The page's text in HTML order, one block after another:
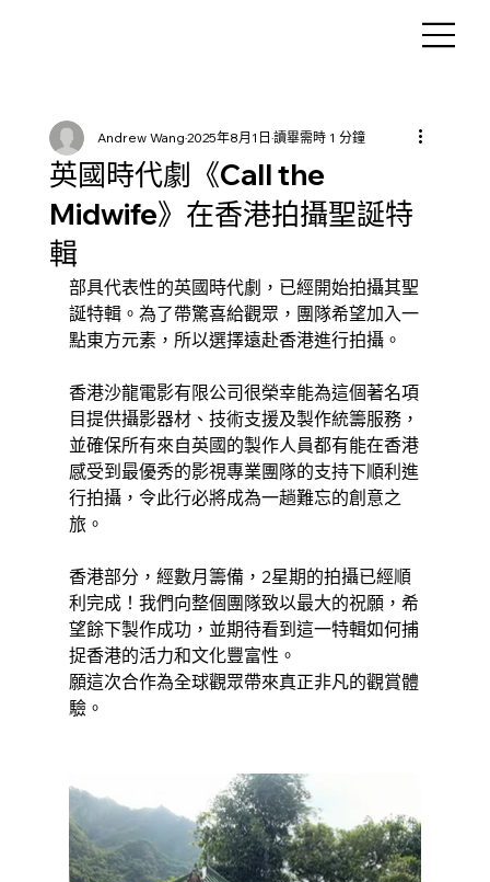
英國時代劇《Call the
Midwife》在香港拍攝聖誕特
輯
Andrew Wang2025年8月1日 讀畢需時 1 分鐘
部具代表性的英國時代劇，已經開始拍攝其聖
誕特輯。為了帶驚喜給觀眾，團隊希望加入一
點東方元素，所以選擇遠赴香港進行拍攝。
香港沙龍電影有限公司很榮幸能為這個著名項
目提供攝影器材、技術支援及製作統籌服務，
並確保所有來自英國的製作人員都有能在香港
感受到最優秀的影視專業團隊的支持下順利進
行拍攝，令此行必將成為一趟難忘的創意之
旅。
香港部分，經數月籌備，2星期的拍攝已經順
利完成！我們向整個團隊致以最大的祝願，希
望餘下製作成功，並期待看到這一特輯如何捕
捉香港的活力和文化豐富性。
願這次合作為全球觀眾帶來真正非凡的觀賞體
驗。